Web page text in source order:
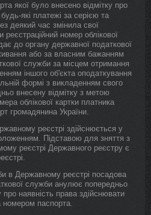
якої було внесено відмітку про
які платежі за серією та
деякий час змінила свої
номер облікової
до органу державної податкової
або за власним бажанням
служби за місцем отримання
іншого об'єкта оподаткування
формі з викладенням свого
внесену відмітку з метою
облікової картки платника
громадянина України.
реєстрі здійснюється у
Підставою для зняття з
реєстрі Державного реєстру є
в Державному реєстрі посадова
служби анулює попередньо
наявність права здійснювати
номером паспорта.